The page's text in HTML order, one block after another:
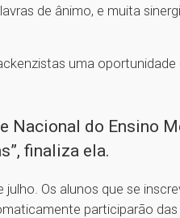
de ânimo, e muita
uma oportunidade
Nacional do Ensino
finaliza ela.
Os alunos que se
participarão